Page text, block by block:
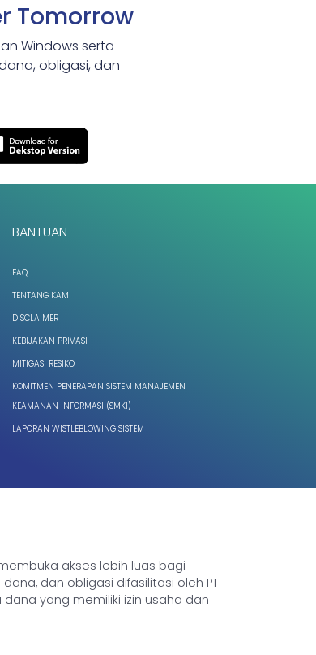
Tomorrow
Windows serta
obligasi, dan
BANTUAN
FAQ
TENTANG KAMI
DISCLAIMER
KEBIJAKAN PRIVASI
MITIGASI RESIKO
KOMITMEN PENERAPAN SISTEM MANAJEMEN
KEAMANAN INFORMASI (SMKI)
LAPORAN WISTLEBLOWING SISTEM
akses lebih luas bagi
dan obligasi difasilitasi oleh PT
yang memiliki izin usaha dan